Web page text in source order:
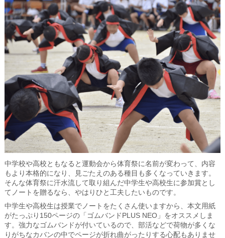
中学校や高校ともなると運動会から体育祭に名前が変わって、内容
もより本格的になり、見ごたえのある種目も多くなっていきます。
そんな体育祭に汗水流して取り組んだ中学生や高校生に参加賞とし
てノートを贈るなら、やはりひと工夫したいものです。
中学生や高校生は授業でノートをたくさん使いますから、本文用紙
がたっぷり150ページの「ゴムバンドPLUS NEO」をオススメしま
す。強力なゴムバンドが付いているので、部活などで荷物が多くな
りがちなカバンの中でページが折れ曲がったりする心配もありませ